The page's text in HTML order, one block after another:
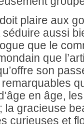
plaire aux
séduire aussi
que le
que
son
en âge,
la gracieuse
curieuses et